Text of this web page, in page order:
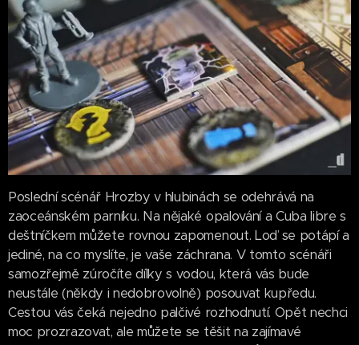
Poslední scénář Hrozby v hlubinách se odehrává na
zaoceánském parníku. Na nějaké opalování a Cuba libre s
deštníčkem můžete rovnou zapomenout. Loď se potápí a
jediné, na co myslíte, je vaše záchrana. V tomto scénáři
samozřejmě zúročíte dílky s vodou, která vás bude
neustále (někdy i nedobrovolně) posouvat kupředu.
Cestou vás čeká nejedno palčivé rozhodnutí. Opět nechci
moc prozrazovat, ale můžete se těšit na zajímavé